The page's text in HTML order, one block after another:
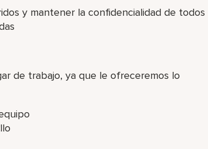
y mantener la confidencialidad de todos
de trabajo, ya que le ofreceremos lo